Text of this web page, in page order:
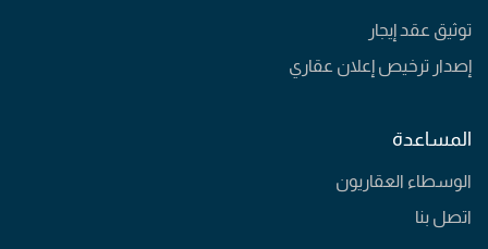
توثيق عقد إيجار
إصدار ترخيص إعلان عقاري
المساعدة
الوسطاء العقاريون
اتصل بنا